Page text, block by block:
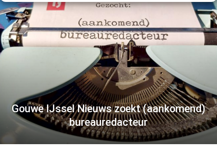
Gouwe IJssel Nieuws zoekt (aankomend)
bureauredacteur